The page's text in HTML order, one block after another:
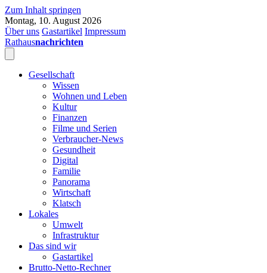
Zum Inhalt springen
Montag, 10. August 2026
Über uns Gastartikel Impressum
Rathausnachrichten
Gesellschaft
Wissen
Wohnen und Leben
Kultur
Finanzen
Filme und Serien
Verbraucher-News
Gesundheit
Digital
Familie
Panorama
Wirtschaft
Klatsch
Lokales
Umwelt
Infrastruktur
Das sind wir
Gastartikel
Brutto-Netto-Rechner